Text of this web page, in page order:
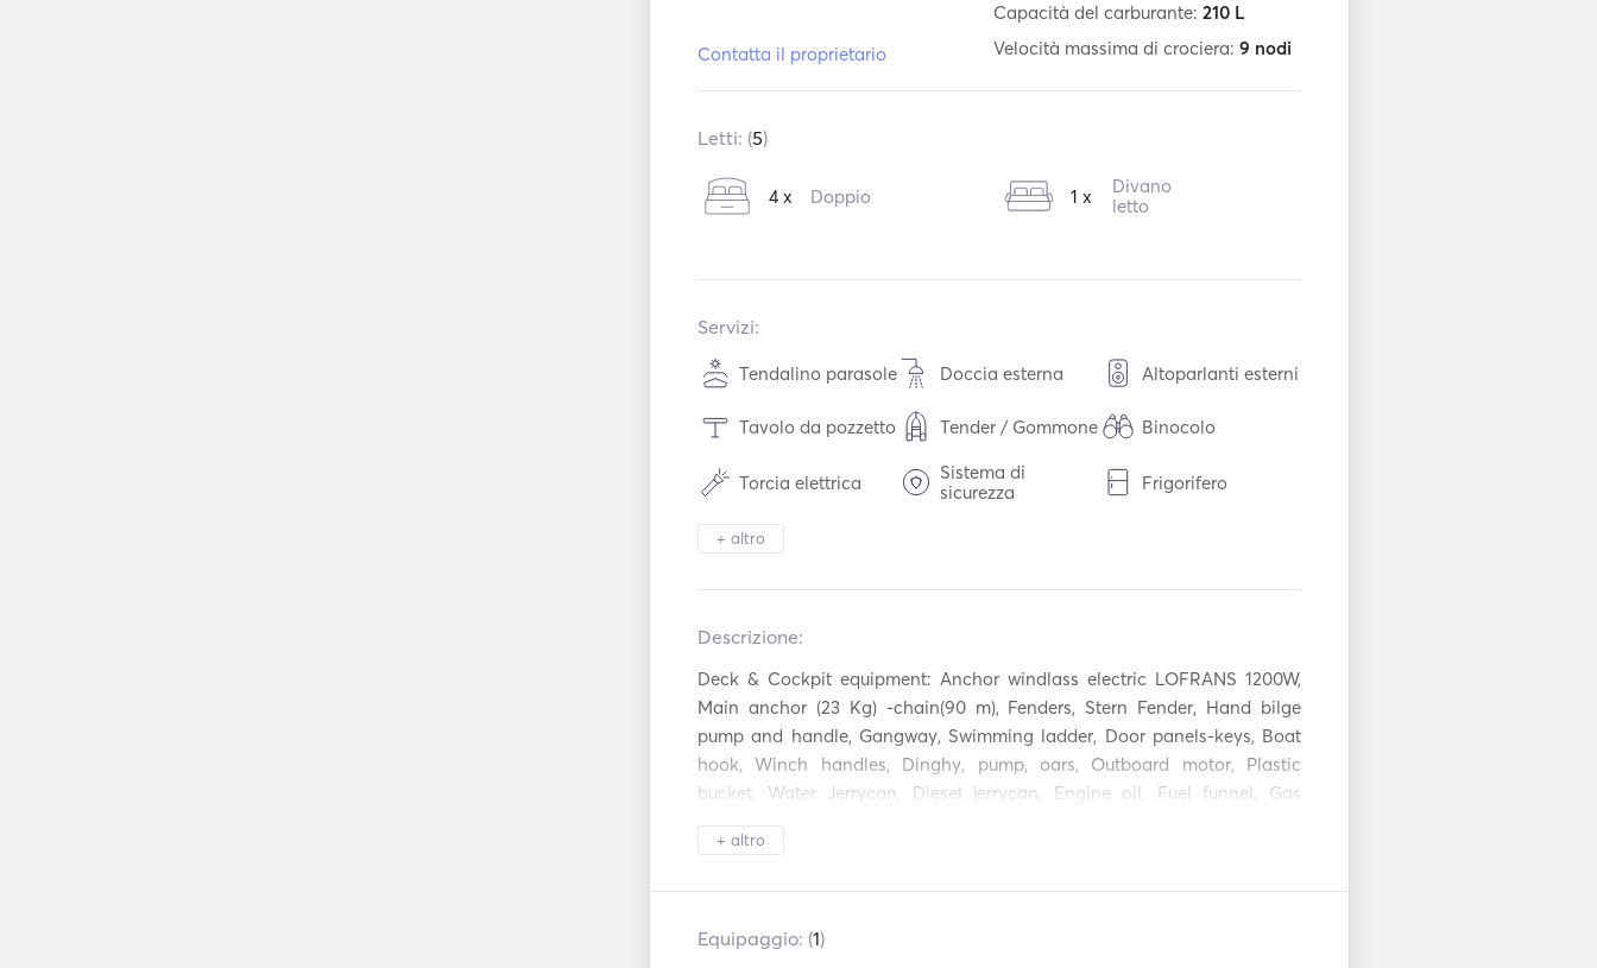
Contatta il proprietario
Capacità del carburante: 210 L
Velocità massima di crociera: 9 nodi
Letti: (5)
4 x Doppio 1 x
Divano
letto
Servizi:
Tendalino parasole Doccia esterna Altoparlanti esterni
Tavolo da pozzetto Tender / Gommone Binocolo
Torcia elettrica
Sistema di
sicurezza
Frigorifero
Forno
Attrezzatura per lo
snorkeling
automatico di
spegnimento
incendi
Pilota automatico
Elica di prua Parabordi
Giubbotti di
salvataggio
Sistema di
+ altro
Descrizione:
Deck & Cockpit equipment: Anchor windlass electric LOFRANS 1200W,
Main anchor (23 Kg) -chain(90 m), Fenders, Stern Fender, Hand bilge
pump and handle, Gangway, Swimming ladder, Door panels-keys, Boat
hook, Winch handles, Dinghy, pump, oars, Outboard motor, Plastic
bucket, Water Jerrycan, Diesel jerrycan, Engine oil, Fuel funnel, Gas
cushions, Set of tools, Spare fuses
Sprayhood
+ altro
Equipaggio: (1)